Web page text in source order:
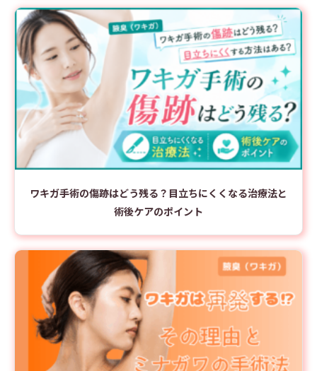
ワキガ手術の傷跡はどう残る？目立ちにくくなる治療法と
術後ケアのポイント